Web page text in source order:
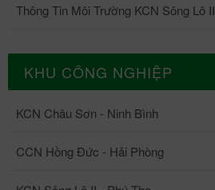
Thông Tin Môi Trường KCN Sông Lô II
KHU CÔNG NGHIỆP
KCN Châu Sơn - Ninh Bình
CCN Hồng Đức - Hải Phòng